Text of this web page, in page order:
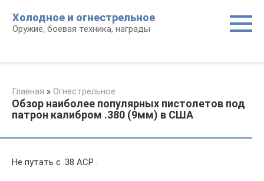
контенту
Холодное и огнестрельное
Оружие, боевая техника, награды
Главная » Огнестрельное
Обзор наиболее популярных пистолетов под
патрон калибром .380 (9мм) в США
Не путать с .38 ACP .